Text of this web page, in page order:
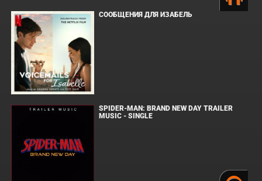
СООБЩЕНИЯ ДЛЯ ИЗАБЕЛЬ
SPIDER-MAN: BRAND NEW DAY TRAILER
MUSIC - SINGLE